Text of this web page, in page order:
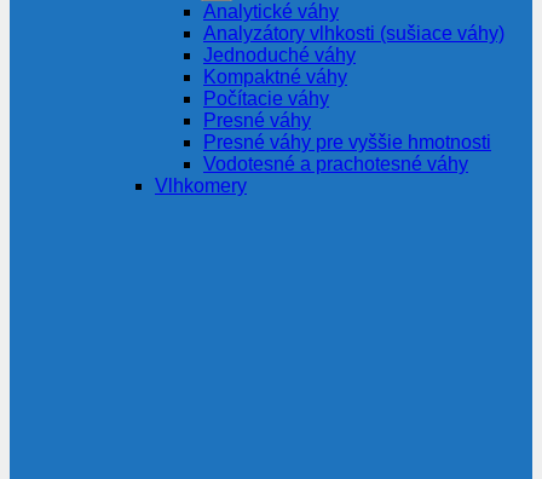
Analytické váhy
Analyzátory vlhkosti (sušiace váhy)
Jednoduché váhy
Kompaktné váhy
Počítacie váhy
Presné váhy
Presné váhy pre vyššie hmotnosti
Vodotesné a prachotesné váhy
Vlhkomery